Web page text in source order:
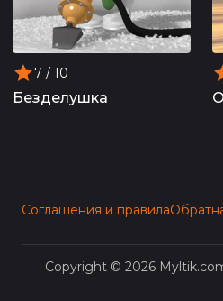
7 / 10
Безделушка
Соглашения и правила
Copyright © 2026